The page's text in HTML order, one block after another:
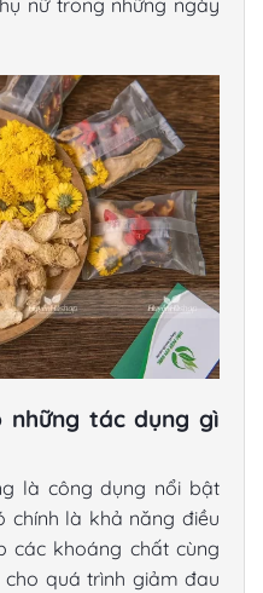
tác dụng gì
là công dụng nổi bật
chính là khả năng điều
các khoáng chất cùng
quá trình giảm đau